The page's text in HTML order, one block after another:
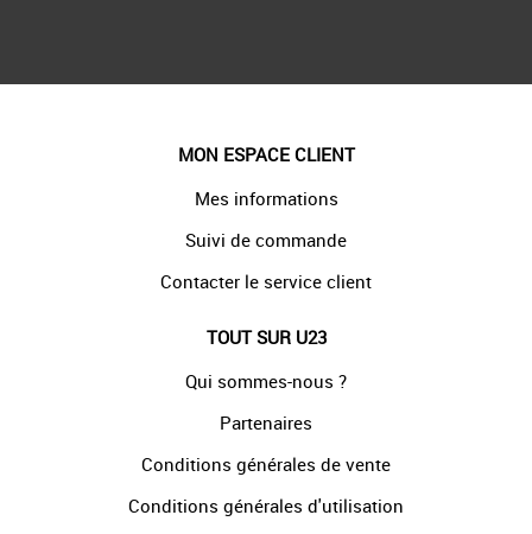
MON ESPACE CLIENT
Mes informations
Suivi de commande
Contacter le service client
TOUT SUR U23
Qui sommes-nous ?
Partenaires
Conditions générales de vente
Conditions générales d'utilisation